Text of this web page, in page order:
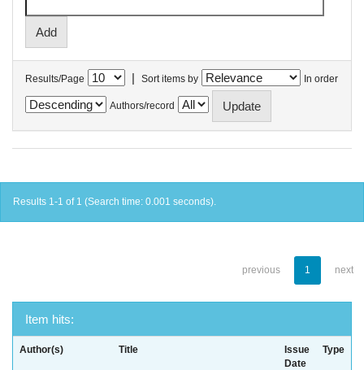
Results/Page | Sort items by In order
Authors/record
Results 1-1 of 1 (Search time: 0.001 seconds).
previous 1 next
Item hits:
Author(s) Title
Issue
Date
Type